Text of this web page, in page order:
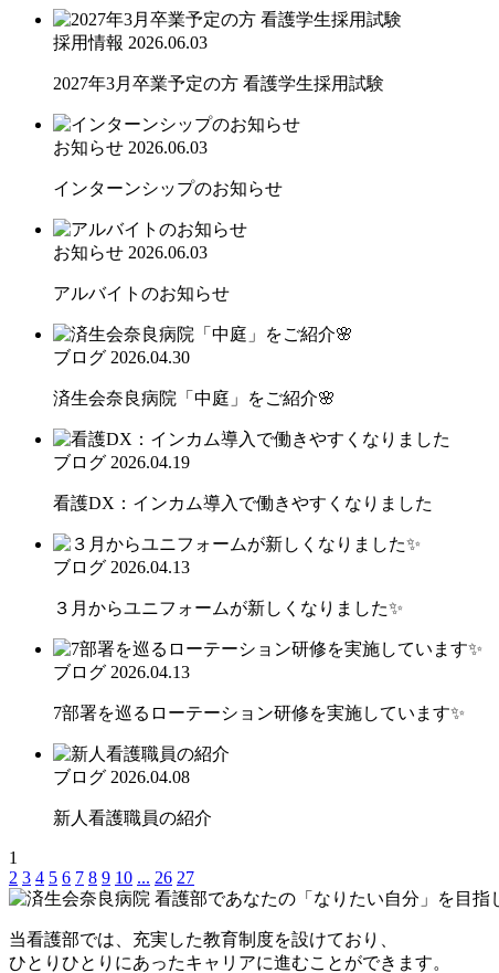
採用情報 2026.06.03
2027年3月卒業予定の方 看護学生採用試験
お知らせ 2026.06.03
インターンシップのお知らせ
お知らせ 2026.06.03
アルバイトのお知らせ
ブログ 2026.04.30
済生会奈良病院「中庭」をご紹介🌸
ブログ 2026.04.19
看護DX：インカム導入で働きやすくなりました
ブログ 2026.04.13
３月からユニフォームが新しくなりました✨
ブログ 2026.04.13
7部署を巡るローテーション研修を実施しています✨
ブログ 2026.04.08
新人看護職員の紹介
1
2 3 4 5 6 7 8 9 10 ... 26 27
当看護部では、充実した教育制度を設けており、
ひとりひとりにあったキャリアに進むことができます。